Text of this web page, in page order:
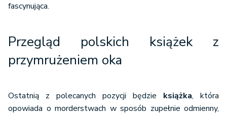
fascynująca.
Przegląd polskich książek z
przymrużeniem oka
Ostatnią z polecanych pozycji będzie książka, która
opowiada o morderstwach w sposób zupełnie odmienny,